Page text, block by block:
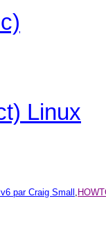
Linux
par Craig Small ,